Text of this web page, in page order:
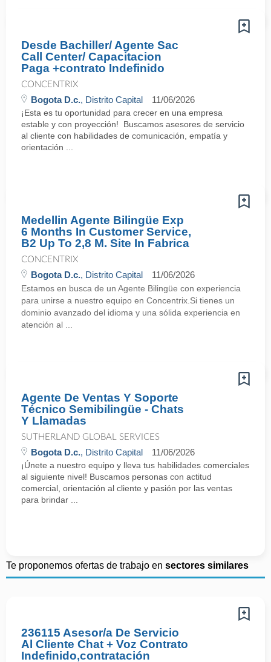
Desde Bachiller/ Agente Sac
Call Center/ Capacitacion
Paga +contrato Indefinido
CONCENTRIX
Bogota D.c., Distrito Capital 11/06/2026
¡Esta es tu oportunidad para crecer en una empresa
estable y con proyección! Buscamos asesores de servicio
al cliente con habilidades de comunicación, empatía y
orientación ...
Medellin Agente Bilingüe Exp
6 Months In Customer Service,
B2 Up To 2,8 M. Site In Fabrica
CONCENTRIX
Bogota D.c., Distrito Capital 11/06/2026
Estamos en busca de un Agente Bilingüe con experiencia
para unirse a nuestro equipo en Concentrix.Si tienes un
dominio avanzado del idioma y una sólida experiencia en
atención al ...
Agente De Ventas Y Soporte
Técnico Semibilingüe - Chats
Y Llamadas
SUTHERLAND GLOBAL SERVICES
Bogota D.c., Distrito Capital 11/06/2026
¡Únete a nuestro equipo y lleva tus habilidades comerciales
al siguiente nivel! Buscamos personas con actitud
comercial, orientación al cliente y pasión por las ventas
para brindar ...
Te proponemos ofertas de trabajo en sectores similares
236115 Asesor/a De Servicio
Al Cliente Chat + Voz Contrato
Indefinido,contratación